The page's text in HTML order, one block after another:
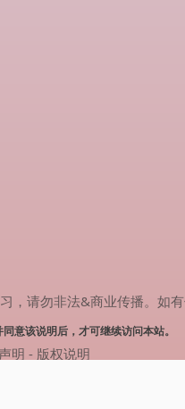
，请勿非法&商业传播。如
意该说明后，才可继续访问本站。
明 - 版权说明